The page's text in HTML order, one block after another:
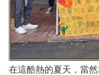
在這酷熱的夏天，當